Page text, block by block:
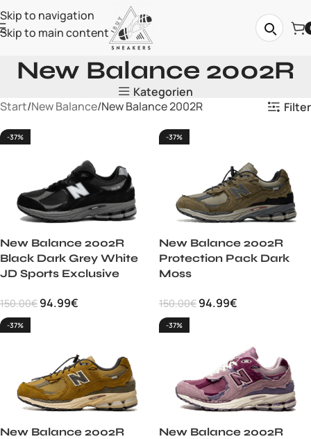
Skip to navigation
Skip to main content
New Balance 2002R
Kategorien
Start New Balance New Balance 2002R Filter
-37%
New Balance 2002R
Black Dark Grey White
JD Sports Exclusive
150.00€ 94.99€
-37%
New Balance 2002R
Protection Pack Dark
Moss
150.00€ 94.99€
-37%
New Balance 2002R
-37%
New Balance 2002R